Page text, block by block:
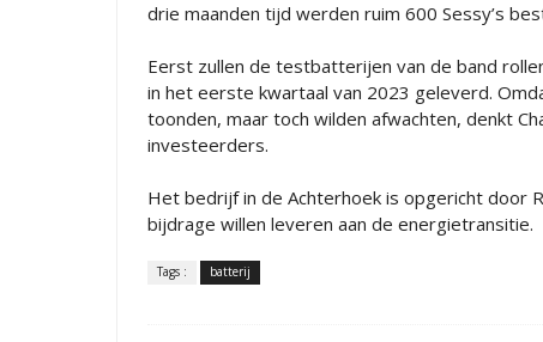
drie maanden tijd werden ruim 600 Sessy’s
Eerst zullen de testbatterijen van de band
in het eerste kwartaal van 2023 geleverd.
toonden, maar toch wilden afwachten, denkt
investeerders.
Het bedrijf in de Achterhoek is opgericht door
bijdrage willen leveren aan de energietransitie.
Tags : batterij